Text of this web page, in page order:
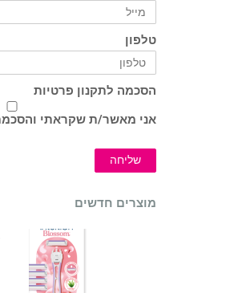
טלפון
הסכמה לתקנון פרטיות
אני מאשר/ת שקראתי
שליחה
מוצרים חדשים